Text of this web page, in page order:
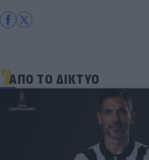
ΑΠΟ ΤΟ ΔΙΚΤΥΟ
Γιατί οι Έλληνες γελάσαμε πολύ
φανέλα του Σαλάχ (αλλά δεν
αυτό που νομίζουμε)